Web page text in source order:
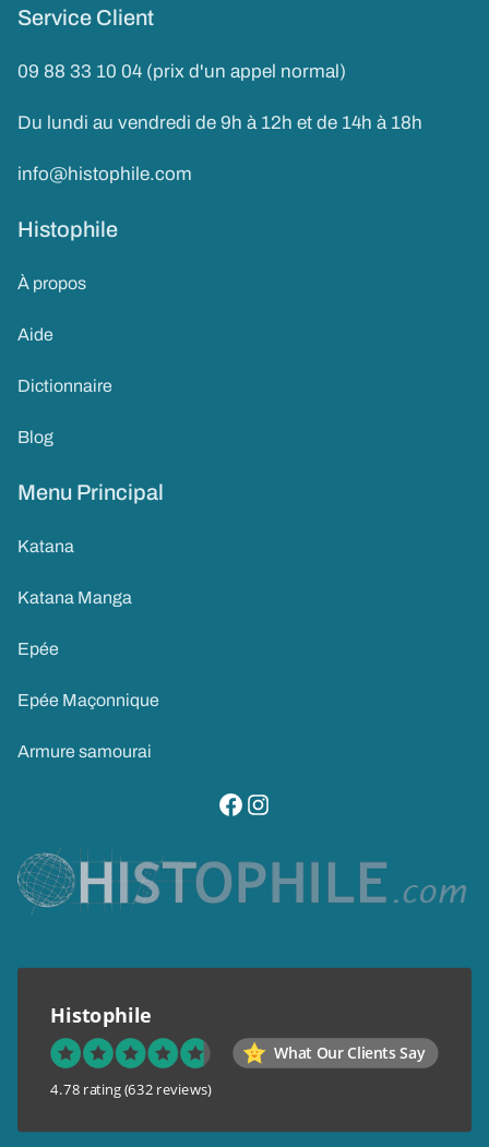
Service Client
09 88 33 10 04 (prix d'un appel normal)
Du lundi au vendredi de 9h à 12h et de 14h à 18h
info@histophile.com
Histophile
À propos
Aide
Dictionnaire
Blog
Menu Principal
Katana
Katana Manga
Epée
Epée Maçonnique
Armure samourai
visitez notre page facebook
suivez notre compte instagram
Histophile
What Our Clients Say
4.78 rating (632 reviews)